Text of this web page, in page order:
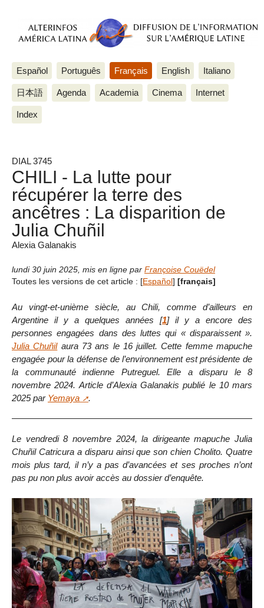
Español Português Français English Italiano
日本語 Agenda Academia Cinema Internet
Index
DIAL 3745
CHILI - La lutte pour
récupérer la terre des
ancêtres : La disparition de
Julia Chuñil
Αlexia Galanakis
lundi 30 juin 2025 mis en ligne par Françoise Couëdel
Toutes les versions de cet article : [Español] [français]
Au vingt-et-unième siècle, au Chili, comme d’ailleurs en
Argentine il y a quelques années [1]il y a encore des
personnes engagées dans des luttes qui « disparaissent ».
Julia Chuñilaura 73 ans le 16 juillet. Cette femme mapuche
engagée pour la défense de l’environnement est présidente de
la communauté indienne Putreguel. Elle a disparu le 8
novembre 2024. Article d’Alexia Galanakis publié le 10 mars
2025 par Yemaya .
Le vendredi 8 novembre 2024, la dirigeante mapuche Julia
Chuñil Catricura a disparu ainsi que son chien Cholito. Quatre
mois plus tard, il n’y a pas d’avancées et ses proches n’ont
pas pu non plus avoir accès au dossier d’enquête.